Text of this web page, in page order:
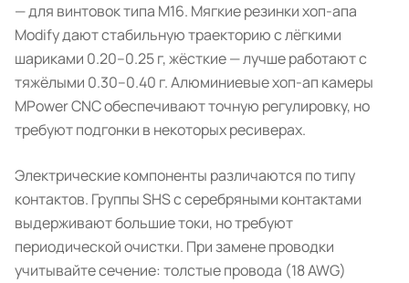
— для винтовок типа M16. Мягкие резинки хоп-апа
Modify дают стабильную траекторию с лёгкими
шариками 0.20–0.25 г, жёсткие — лучше работают с
тяжёлыми 0.30–0.40 г. Алюминиевые хоп-ап камеры
MPower CNC обеспечивают точную регулировку, но
требуют подгонки в некоторых ресиверах.
Электрические компоненты различаются по типу
контактов. Группы SHS с серебряными контактами
выдерживают большие токи, но требуют
периодической очистки. При замене проводки
учитывайте сечение: толстые провода (18 AWG)